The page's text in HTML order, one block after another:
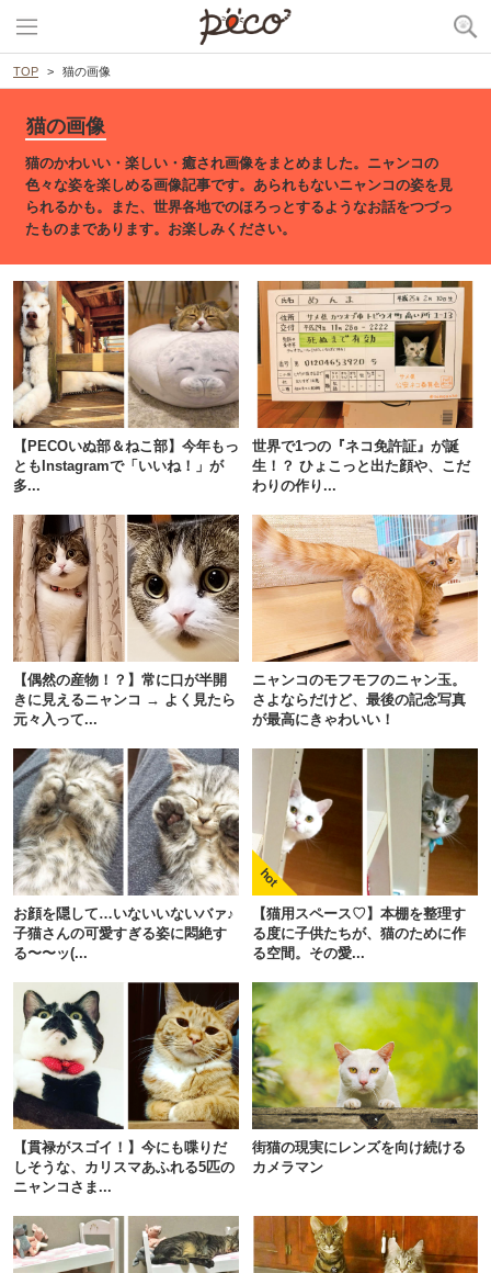
TOP 猫の画像
猫の画像
猫のかわいい・楽しい・癒され画像をまとめました。ニャンコの
色々な姿を楽しめる画像記事です。あられもないニャンコの姿を見
られるかも。また、世界各地でのほろっとするようなお話をつづっ
たものまであります。お楽しみください。
【PECOいぬ部＆ねこ部】今年もっ
ともInstagramで「いいね！」が
多...
世界で1つの『ネコ免許証』が誕
生！？ ひょこっと出た顔や、こだ
わりの作り...
【偶然の産物！？】常に口が半開
きに見えるニャンコ → よく見たら
元々入って...
ニャンコのモフモフのニャン玉。
さよならだけど、最後の記念写真
が最高にきゃわいい！
お顔を隠して…いないいないバァ♪
子猫さんの可愛すぎる姿に悶絶す
る〜〜ッ(...
【猫用スペース♡】本棚を整理す
る度に子供たちが、猫のために作
る空間。その愛...
【貫禄がスゴイ！】今にも喋りだ
しそうな、カリスマあふれる5匹の
ニャンコさま...
街猫の現実にレンズを向け続ける
カメラマン